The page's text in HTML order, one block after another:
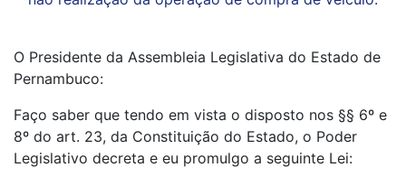
O Presidente da Assembleia Legislativa do Estado de
Pernambuco:
Faço saber que tendo em vista o disposto nos §§ 6º e
8º do art. 23, da Constituição do Estado, o Poder
Legislativo decreta e eu promulgo a seguinte Lei: